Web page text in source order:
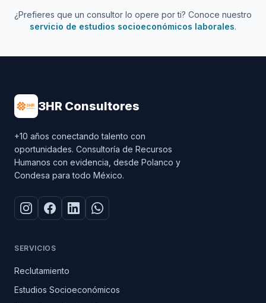
¿Prefieres que un consultor lo opere por ti? Conoce nuestro
servicio de estudios socioeconómicos laborales.
3HR Consultores
+10 años conectando talento con
oportunidades. Consultoría de Recursos
Humanos con evidencia, desde Polanco y
Condesa para todo México.
SERVICIOS
Reclutamiento
Estudios Socioeconómicos